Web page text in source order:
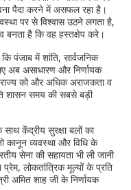
पैदा करने में असफल रहा है।
पर से विश्वास उठने लगता है,
बनता है कि वह हस्तक्षेप करे।
पंजाब में शांति, सार्वजनिक
अब असाधारण और निर्णायक
राज्य को और अधिक अराजकता व
शासन समय की सबसे बड़ी
केंद्रीय सुरक्षा बलों का
कानून व्यवस्था और विधि के
सेना की सहायता भी ली जानी
लोकतांत्रिक मूल्यों के प्रति
अमित शाह जी के निर्णायक